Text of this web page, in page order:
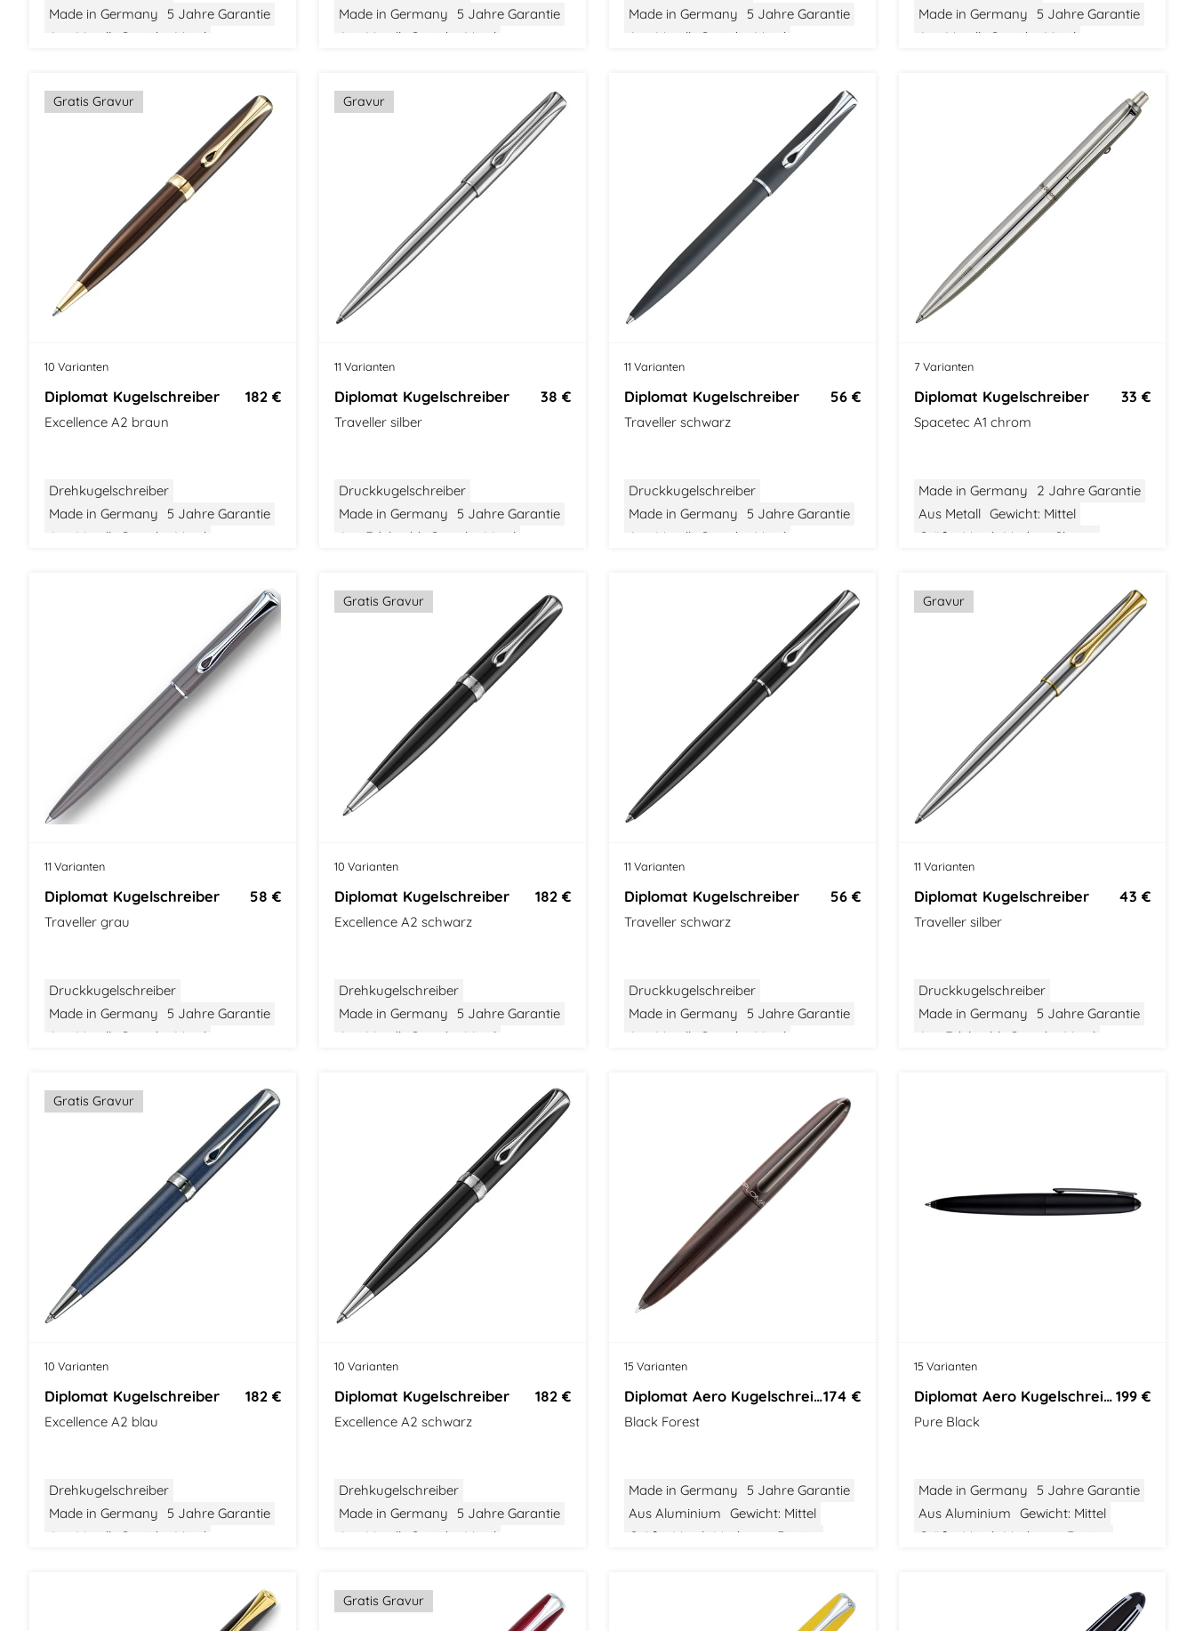
to
Made in Germany
5 Jahre Garantie
Aus Metall
Gewicht: Mittel
Made in Germany
5 Jahre Garantie
Aus Metall
Gewicht: Mittel
Made in Germany
5 Jahre Garantie
Aus Metall
Gewicht: Mittel
Made in Germany
5 Jahre Garantie
Aus Metall
Gewicht: Mittel
Gratis Gravur
10 Varianten
Diplomat Kugelschreiber 182 €
Excellence A2 braun
Drehkugelschreiber
Made in Germany
5 Jahre Garantie
Aus Metall
Gewicht: Mittel
Gravur
11 Varianten
Diplomat Kugelschreiber 38 €
Traveller silber
Druckkugelschreiber
Made in Germany
5 Jahre Garantie
Aus Edelstahl
Gewicht: Mittel
11 Varianten
Diplomat Kugelschreiber 56 €
Traveller schwarz
Druckkugelschreiber
Made in Germany
5 Jahre Garantie
Aus Metall
Gewicht: Mittel
7 Varianten
Diplomat Kugelschreiber 33 €
Spacetec A1 chrom
Made in Germany
2 Jahre Garantie
Aus Metall Gewicht: Mittel
Größe: Mittel Modern Classic
11 Varianten
Diplomat Kugelschreiber 58 €
Traveller grau
Druckkugelschreiber
Made in Germany
5 Jahre Garantie
Aus Metall
Gewicht: Mittel
Gratis Gravur
10 Varianten
Diplomat Kugelschreiber 182 €
Excellence A2 schwarz
Drehkugelschreiber
Made in Germany
5 Jahre Garantie
Aus Metall
Gewicht: Mittel
11 Varianten
Diplomat Kugelschreiber 56 €
Traveller schwarz
Druckkugelschreiber
Made in Germany
5 Jahre Garantie
Aus Metall
Gewicht: Mittel
Gravur
11 Varianten
Diplomat Kugelschreiber 43 €
Traveller silber
Druckkugelschreiber
Made in Germany
5 Jahre Garantie
Aus Edelstahl
Gewicht: Mittel
Gratis Gravur
10 Varianten
Diplomat Kugelschreiber 182 €
Excellence A2 blau
Drehkugelschreiber
Made in Germany
5 Jahre Garantie
Aus Metall
Gewicht: Mittel
10 Varianten
Diplomat Kugelschreiber 182 €
Excellence A2 schwarz
Drehkugelschreiber
Made in Germany
5 Jahre Garantie
Aus Metall
Gewicht: Mittel
15 Varianten
Diplomat Aero Kugelschreiber174 €
Black Forest
Made in Germany
5 Jahre Garantie
Aus Aluminium Gewicht: Mittel
Größe: Mittel Modernes Design
15 Varianten
Diplomat Aero Kugelschreiber199 €
Pure Black
Made in Germany
5 Jahre Garantie
Aus Aluminium Gewicht: Mittel
Größe: Mittel Modernes Design
Gratis Gravur